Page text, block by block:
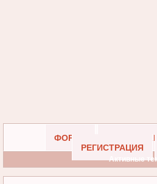
ФОРУМ УЧАСТНИКИ
РЕГИСТРАЦИЯ
Активные